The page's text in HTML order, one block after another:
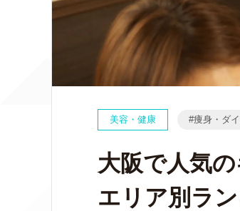
美容・健康 痩身・ダ
大阪で人気
エリア別ラ